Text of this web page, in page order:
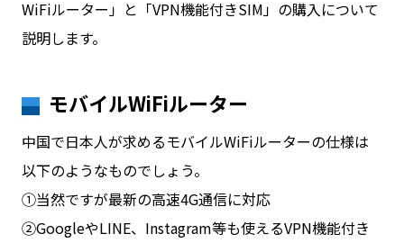
WiFiルーター」と「VPN機能付きSIM」の購入について
説明します。
モバイルWiFiルーター
中国で日本人が求めるモバイルWiFiルーターの仕様は
以下のようなものでしょう。
①当然ですが最新の高速4G通信に対応
②GoogleやLINE、Instagram等も使えるVPN機能付き